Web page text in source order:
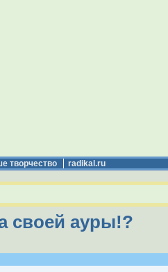
творчество radikal.ru
своей ауры!?